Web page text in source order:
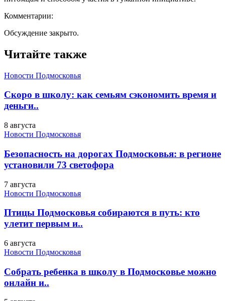
Комментарии:
Обсуждение закрыто.
Читайте также
Новости Подмосковья
Скоро в школу: как семьям сэкономить время и
деньги..
8 августа
Новости Подмосковья
Безопасность на дорогах Подмосковья: в регионе
установили 73 светофора
7 августа
Новости Подмосковья
Птицы Подмосковья собираются в путь: кто
улетит первым и..
6 августа
Новости Подмосковья
Собрать ребенка в школу в Подмосковье можно
онлайн и..